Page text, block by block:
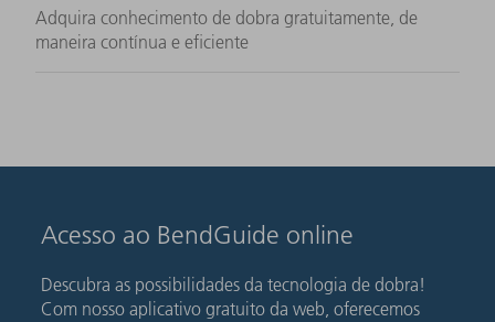
Adquira conhecimento de dobra gratuitamente, de
maneira contínua e eficiente
Acesso ao BendGuide online
Descubra as possibilidades da tecnologia de dobra!
Com nosso aplicativo gratuito da web, oferecemos